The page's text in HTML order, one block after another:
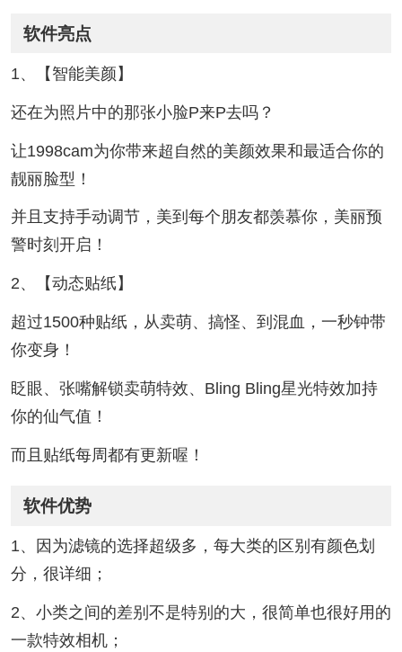
软件亮点
1、【智能美颜】
还在为照片中的那张小脸P来P去吗？
让1998cam为你带来超自然的美颜效果和最适合你的
靓丽脸型！
并且支持手动调节，美到每个朋友都羡慕你，美丽预
警时刻开启！
2、【动态贴纸】
超过1500种贴纸，从卖萌、搞怪、到混血，一秒钟带
你变身！
眨眼、张嘴解锁卖萌特效、Bling Bling星光特效加持
你的仙气值！
而且贴纸每周都有更新喔！
软件优势
1、因为滤镜的选择超级多，每大类的区别有颜色划
分，很详细；
2、小类之间的差别不是特别的大，很简单也很好用的
一款特效相机；